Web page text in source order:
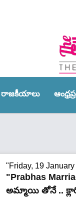
రాజ‌కీయాలు
"Friday, 19
"Prabhas
అమ్మాయి తోనే ..